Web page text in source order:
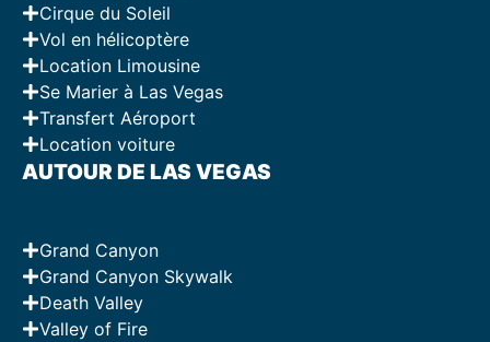
Cirque du Soleil
Vol en hélicoptère
Location Limousine
Se Marier à Las Vegas
Transfert Aéroport
Location voiture
AUTOUR DE LAS VEGAS
Grand Canyon
Grand Canyon Skywalk
Death Valley
Valley of Fire